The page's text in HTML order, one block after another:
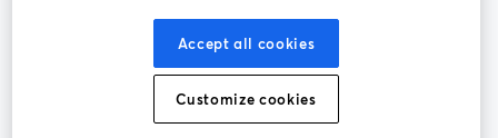
新しいタブで開く
プラットフォーム利用規約
個人情報保護方針 クッキーポリシー
Accept all cookies
Customize cookies